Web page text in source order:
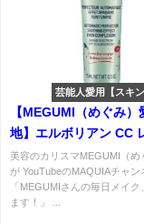
芸能人愛用【スキン
【MEGUMI（めぐみ）
地】エルボリアン CC
レクトの口コミ・使用
先は？
美容のカリスマMEGUMI（め
が YouTubeのMAQUIAチャン
「MEGUMIさんの毎日メイ
ます！」 ...